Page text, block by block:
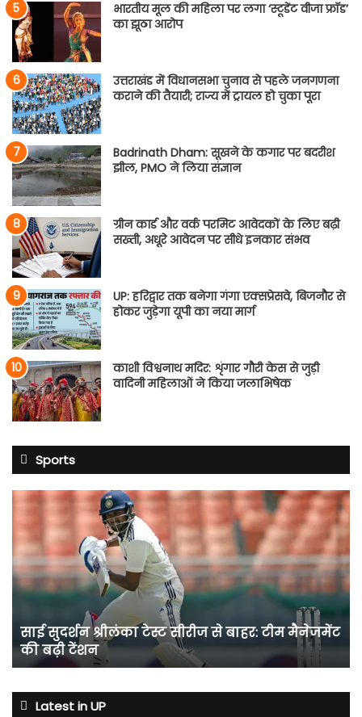
भारतीय मूल की महिला पर लगा ‘स्टूडेंट वीजा फ्रॉड’
का झूठा आरोप
उत्तराखंड में विधानसभा चुनाव से पहले जनगणना
कराने की तैयारी; राज्य में ट्रायल हो चुका पूरा
Badrinath Dham: सूखने के कगार पर बदरीश
झील, PMO ने लिया संज्ञान
ग्रीन कार्ड और वर्क परमिट आवेदकों के लिए बढ़ी
सख्ती, अधूरे आवेदन पर सीधे इनकार संभव
UP: हरिद्वार तक बनेगा गंगा एक्सप्रेसवे, बिजनौर से
होकर जुड़ेगा यूपी का नया मार्ग
काशी विश्वनाथ मदिर: शृंगार गौरी केस से जुड़ी
वादिनी महिलाओं ने किया जलाभिषेक
Sports
साई
श्रीलंका
सीरीज
से
मैनेजमेंट
की
बढ़ी
साई सुदर्शन श्रीलंका टेस्ट सीरीज से बाहर: टीम मैनेजमेंट
की बढ़ी टेंशन
Latest in UP